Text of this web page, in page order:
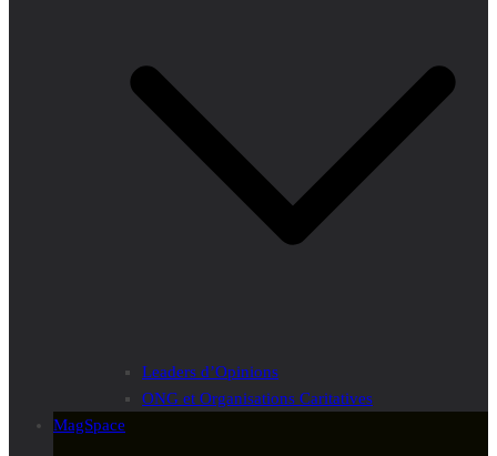
Leaders d’Opinions
ONG et Organisations Caritatives
MagSpace